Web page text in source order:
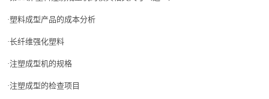
塑料成型产品的成本分析
长纤维强化塑料
注塑成型机的规格
注塑成型的检查项目